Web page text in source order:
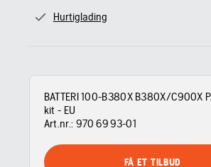
Hurtiglading
BATTERI 100-B380X B380X/C900X
kit - EU
Art.nr.: 970 69 93‑01
FÅ ET TILBUD